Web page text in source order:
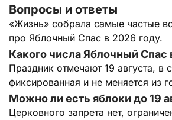
Вопросы и ответы
«Жизнь» собрала самые частые
про Яблочный Спас в 2026 году.
Какого числа Яблочный Спас
Праздник отмечают 19 августа, в
фиксированная и не меняется из
Можно ли есть яблоки до 19
Церковного запрета нет,